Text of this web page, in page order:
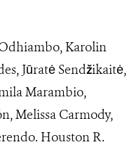
Karolin
Jūratė Sendžikaitė,
Marambio,
Melissa Carmody,
Houston R.